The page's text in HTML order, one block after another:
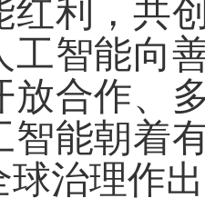
红利，共
工智能向
放合作、
智能朝着
球治理作